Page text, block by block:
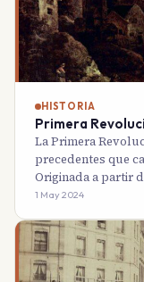
HISTORIA
Primera
La Primera
precedentes que
Originada a partir
1 May 2024